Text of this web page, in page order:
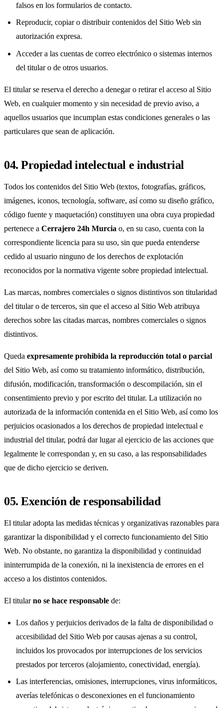
falsos en los formularios de contacto.
Reproducir, copiar o distribuir contenidos del Sitio Web sin
autorización expresa.
Acceder a las cuentas de correo electrónico o sistemas internos
del titular o de otros usuarios.
El titular se reserva el derecho a denegar o retirar el acceso al Sitio
Web, en cualquier momento y sin necesidad de previo aviso, a
aquellos usuarios que incumplan estas condiciones generales o las
particulares que sean de aplicación.
04. Propiedad intelectual e industrial
Todos los contenidos del Sitio Web (textos, fotografías, gráficos,
imágenes, iconos, tecnología, software, así como su diseño gráfico,
código fuente y maquetación) constituyen una obra cuya propiedad
pertenece a Cerrajero 24h Murcia o, en su caso, cuenta con la
correspondiente licencia para su uso, sin que pueda entenderse
cedido al usuario ninguno de los derechos de explotación
reconocidos por la normativa vigente sobre propiedad intelectual.
Las marcas, nombres comerciales o signos distintivos son titularidad
del titular o de terceros, sin que el acceso al Sitio Web atribuya
derechos sobre las citadas marcas, nombres comerciales o signos
distintivos.
Queda expresamente prohibida la reproducción total o parcial
del Sitio Web, así como su tratamiento informático, distribución,
difusión, modificación, transformación o descompilación, sin el
consentimiento previo y por escrito del titular. La utilización no
autorizada de la información contenida en el Sitio Web, así como los
perjuicios ocasionados a los derechos de propiedad intelectual e
industrial del titular, podrá dar lugar al ejercicio de las acciones que
legalmente le correspondan y, en su caso, a las responsabilidades
que de dicho ejercicio se deriven.
05. Exención de responsabilidad
El titular adopta las medidas técnicas y organizativas razonables para
garantizar la disponibilidad y el correcto funcionamiento del Sitio
Web. No obstante, no garantiza la disponibilidad y continuidad
ininterrumpida de la conexión, ni la inexistencia de errores en el
acceso a los distintos contenidos.
El titularno se hace responsable de:
Los daños y perjuicios derivados de la falta de disponibilidad o
accesibilidad del Sitio Web por causas ajenas a su control,
incluidos los provocados por interrupciones de los servicios
prestados por terceros (alojamiento, conectividad, energía).
Las interferencias, omisiones, interrupciones, virus informáticos,
averías telefónicas o desconexiones en el funcionamiento